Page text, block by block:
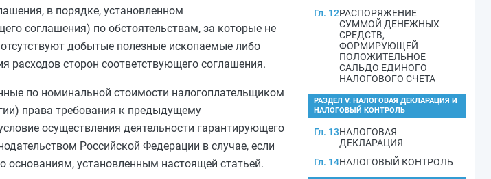
в порядке, установленном
соглашения) по обстоятельствам, за которые не
добытые полезные ископаемые либо
сторон соответствующего соглашения.
по номинальной стоимости налогоплательщиком
права требования к предыдущему
осуществления деятельности гарантирующего
Российской Федерации в случае, если
установленным настоящей статьей.
Гл. 12РАСПОРЯЖЕНИЕ
СУММОЙ ДЕНЕЖНЫХ
СРЕДСТВ,
ФОРМИРУЮЩЕЙ
ПОЛОЖИТЕЛЬНОЕ
САЛЬДО ЕДИНОГО
НАЛОГОВОГО СЧЕТА
РАЗДЕЛ V. НАЛОГОВАЯ ДЕКЛАРАЦИЯ И
НАЛОГОВЫЙ КОНТРОЛЬ
Гл. 13НАЛОГОВАЯ
ДЕКЛАРАЦИЯ
Гл. 14НАЛОГОВЫЙ КОНТРОЛЬ